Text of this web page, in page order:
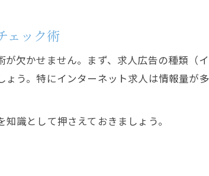
効果的な求人方法と知識で理想の仕事を見つ
求人広告と採用知識で職場ミスマッチを防ぐ
ェック術
欠かせません。まず、求人広告の種類（
う。特にインターネット求人は情報量が
識として押さえておきましょう。